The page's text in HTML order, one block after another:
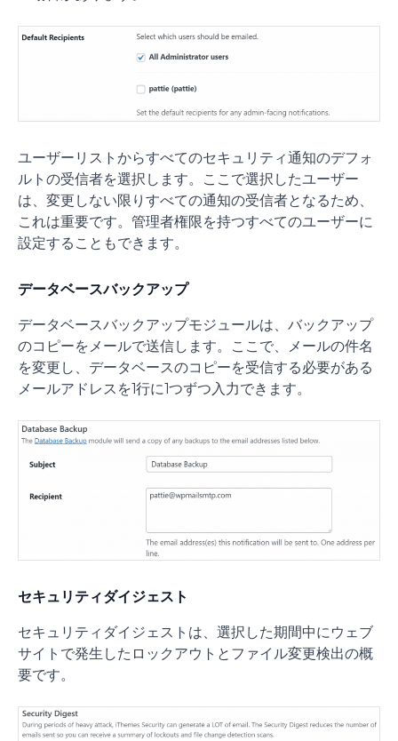
ユーザーリストからすべてのセキュリティ通知のデフォ
ルトの受信者を選択します。ここで選択したユーザー
は、変更しない限りすべての通知の受信者となるため、
これは重要です。管理者権限を持つすべてのユーザーに
設定することもできます。
データベースバックアップ
データベースバックアップモジュールは、バックアップ
のコピーをメールで送信します。ここで、メールの件名
を変更し、データベースのコピーを受信する必要がある
メールアドレスを1行に1つずつ入力できます。
セキュリティダイジェスト
セキュリティダイジェストは、選択した期間中にウェブ
サイトで発生したロックアウトとファイル変更検出の概
要です。